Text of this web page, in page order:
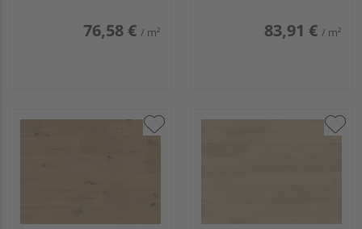
76,58 € / m² 83,91 € / m²